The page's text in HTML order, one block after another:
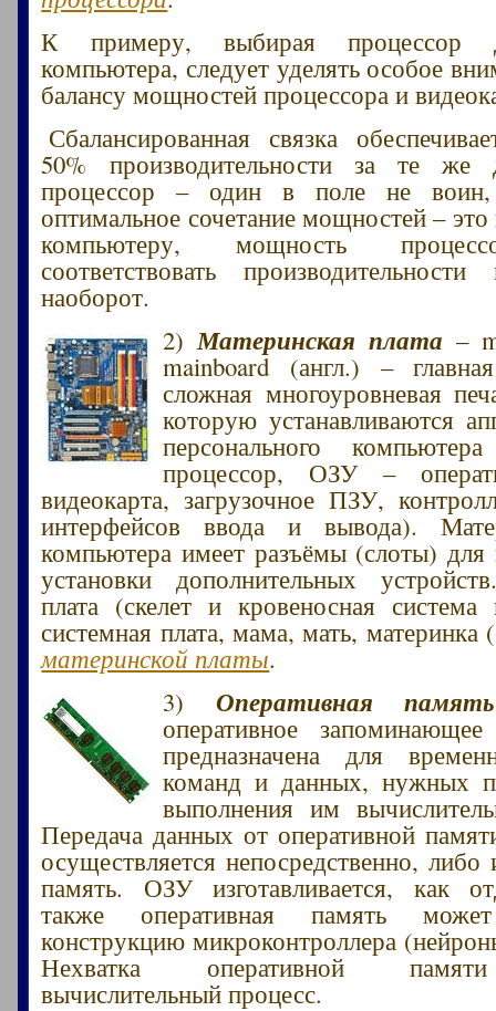
К примеру, выбирая процессор
компьютера, следует уделять особое
балансу мощностей процессора и
Сбалансированная связка
50% производительности за те же
процессор – один в поле не
оптимальное сочетание мощностей –
компьютеру, мощность
соответствовать
наоборот.
2) Материнская плата –
mainboard (англ.) –
сложная многоуровневая
которую устанавливаются
персонального
процессор, ОЗУ –
видеокарта, загрузочное ПЗУ,
интерфейсов ввода и вывода).
компьютера имеет разъёмы (слоты)
установки дополнительных
плата (скелет и кровеносная
системная плата, мама, мать, материнка
материнской платы.
3) Оперативная память
оперативное
предназначена для
команд и данных, нужных
выполнения им
Передача данных от оперативной
осуществляется непосредственно,
память. ОЗУ изготавливается, как
также оперативная память
конструкцию микроконтроллера
Нехватка оперативной
вычислительный процесс.